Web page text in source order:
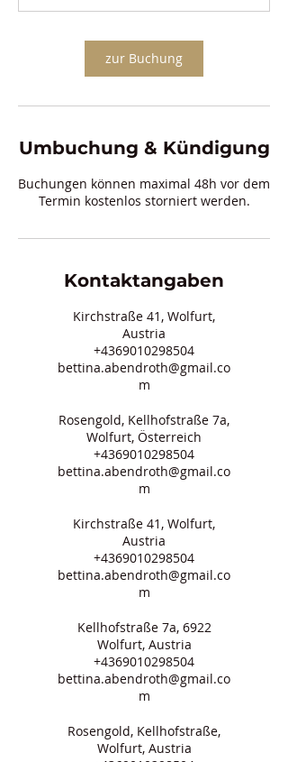
zur Buchung
Umbuchung & Kündigung
Buchungen können maximal 48h vor dem
Termin kostenlos storniert werden.
Kontaktangaben
Kirchstraße 41, Wolfurt,
Austria
+4369010298504
bettina.abendroth@gmail.co
m
Rosengold, Kellhofstraße 7a,
Wolfurt, Österreich
+4369010298504
bettina.abendroth@gmail.co
m
Kirchstraße 41, Wolfurt,
Austria
+4369010298504
bettina.abendroth@gmail.co
m
Kellhofstraße 7a, 6922
Wolfurt, Austria
+4369010298504
bettina.abendroth@gmail.co
m
Rosengold, Kellhofstraße,
Wolfurt, Austria